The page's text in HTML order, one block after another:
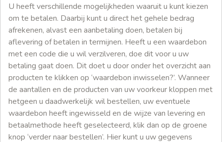
U heeft verschillende mogelijkheden waaruit u kunt kiezen
om te betalen. Daarbij kunt u direct het gehele bedrag
afrekenen, alvast een aanbetaling doen, betalen bij
aflevering of betalen in termijnen. Heeft u een waardebon
met een code die u wil verzilveren, doe dit voor u uw
betaling gaat doen. Dit doet u door onder het overzicht aan
producten te klikken op ‘waardebon inwisselen?’. Wanneer
de aantallen en de producten van uw voorkeur kloppen met
hetgeen u daadwerkelijk wil bestellen, uw eventuele
waardebon heeft ingewisseld en de wijze van levering en
betaalmethode heeft geselecteerd, klik dan op de groene
knop ‘verder naar bestellen’. Hier kunt u uw gegevens